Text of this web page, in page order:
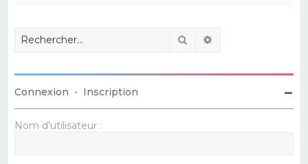
Rechercher
Connexion • Inscription
Nom d’utilisateur :